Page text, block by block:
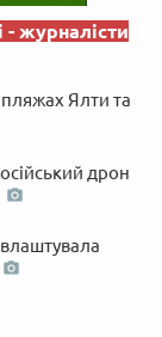
- журналісти
пляжах Ялти та
дрон